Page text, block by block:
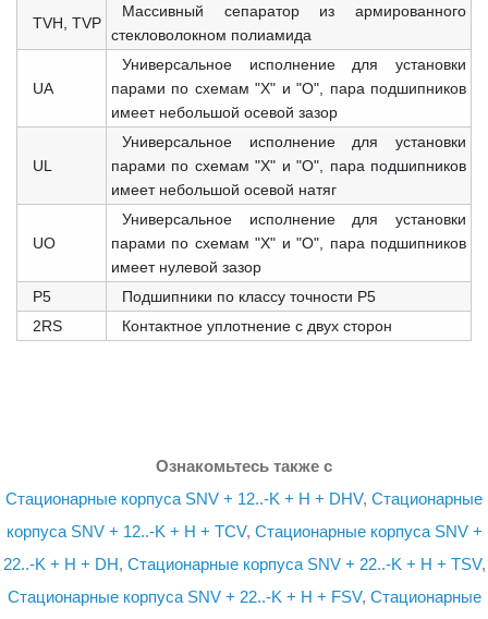
TVH, TVP
Массивный сепаратор из армированного
стекловолокном полиамида
UA
Универсальное исполнение для установки
парами по схемам "X" и "О", пара подшипников
имеет небольшой осевой зазор
UL
Универсальное исполнение для установки
парами по схемам "X" и "О", пара подшипников
имеет небольшой осевой натяг
UO
Универсальное исполнение для установки
парами по схемам "X" и "О", пара подшипников
имеет нулевой зазор
P5
Подшипники по классу точности P5
2RS
Контактное уплотнение с двух сторон
Ознакомьтесь также с
Стационарные корпуса SNV + 12..-K + H + DHV, Стационарные
корпуса SNV + 12..-K + H + TCV, Стационарные корпуса SNV +
22..-K + H + DH, Стационарные корпуса SNV + 22..-K + H + TSV,
Стационарные корпуса SNV + 22..-K + H + FSV, Стационарные